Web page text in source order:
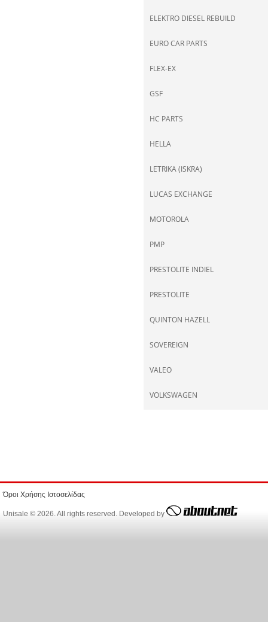
ELEKTRO DIESEL REBUILD
EURO CAR PARTS
FLEX-EX
GSF
HC PARTS
HELLA
LETRIKA (ISKRA)
LUCAS EXCHANGE
MOTOROLA
PMP
PRESTOLITE INDIEL
PRESTOLITE
QUINTON HAZELL
SOVEREIGN
VALEO
VOLKSWAGEN
Όροι Χρήσης Ιστοσελίδας
Unisale © 2026. All rights reserved. Developed by